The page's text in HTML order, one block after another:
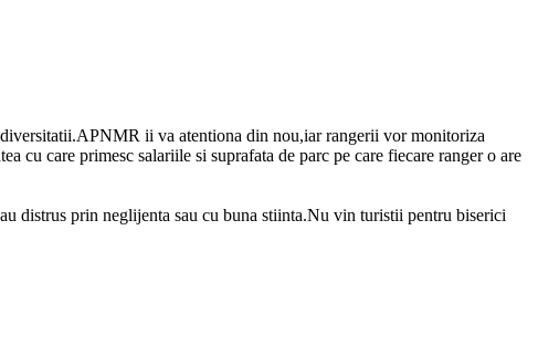
ii va atentiona din nou,iar rangerii vor monitoriza
cu care primesc salariile si suprafata de parc pe care fiecare ranger o are
distrus prin neglijenta sau cu buna stiinta.Nu vin turistii pentru biserici